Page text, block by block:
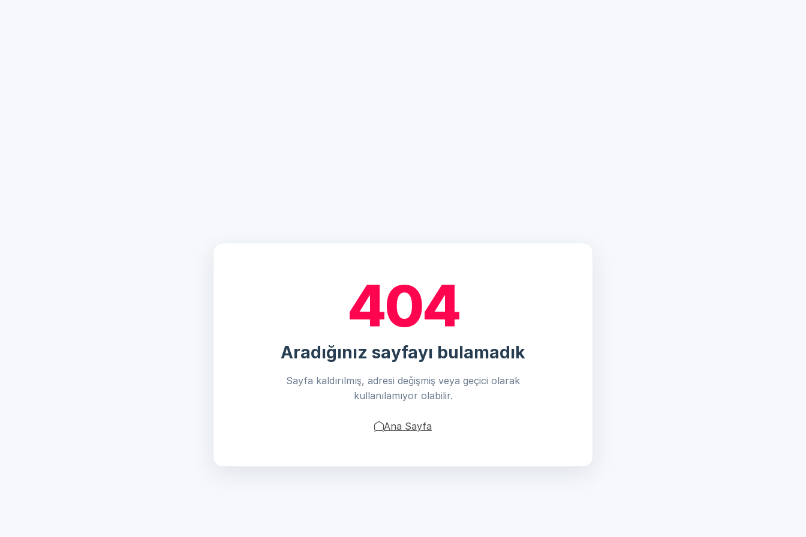
404
Aradığınız sayfayı bulamadık
Sayfa kaldırılmış, adresi değişmiş veya geçici olarak
kullanılamıyor olabilir.
Ana Sayfa